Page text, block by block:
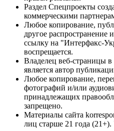
Раздел Спецпроекты
коммерческими
Любое копирование,
другое распространение
ссылку на "Интерфакс-
воспрещается.
Владелец веб-страницы
является автор
Любое копирование,
фотографий и/или
принадлежащих
запрещено.
Материалы сайта
лиц старше 21 года